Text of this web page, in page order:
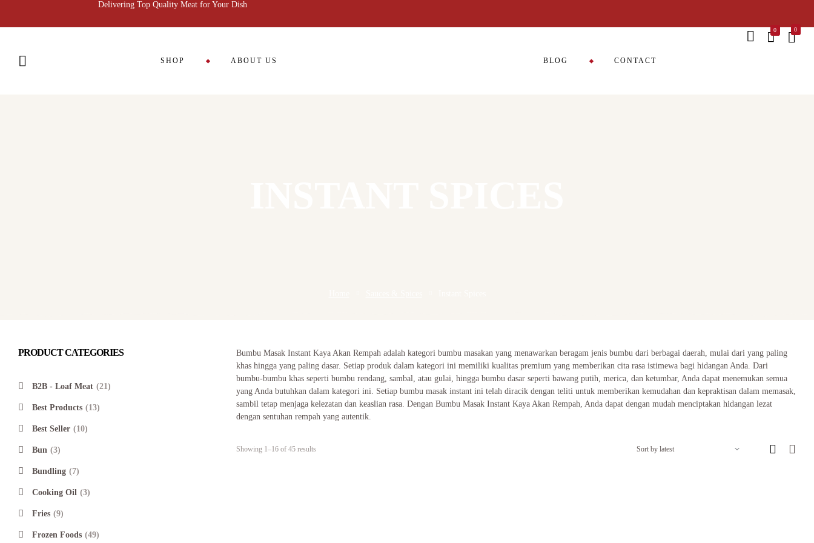
Delivering Top Quality Meat for Your Dish
SHOP ABOUT US BLOG CONTACT
0 0
Bumbu Masak Instant Kaya Akan Rempah adalah kategori bumbu masakan yang menawarkan beragam jenis bumbu dari berbagai daerah, mulai dari yang paling
khas hingga yang paling dasar. Setiap produk dalam kategori ini memiliki kualitas premium yang memberikan cita rasa istimewa bagi hidangan Anda. Dari
bumbu-bumbu khas seperti bumbu rendang, sambal, atau gulai, hingga bumbu dasar seperti bawang putih, merica, dan ketumbar, Anda dapat menemukan semua
yang Anda butuhkan dalam kategori ini. Setiap bumbu masak instant ini telah diracik dengan teliti untuk memberikan kemudahan dan kepraktisan dalam memasak,
sambil tetap menjaga kelezatan dan keaslian rasa. Dengan Bumbu Masak Instant Kaya Akan Rempah, Anda dapat dengan mudah menciptakan hidangan lezat
dengan sentuhan rempah yang autentik.
Showing 1–16 of 45 results
PRODUCT CATEGORIES
B2B - Loaf Meat (21)
Best Products (13)
Best Seller (10)
Bun (3)
Bundling (7)
Cooking Oil (3)
Fries (9)
Frozen Foods (49)